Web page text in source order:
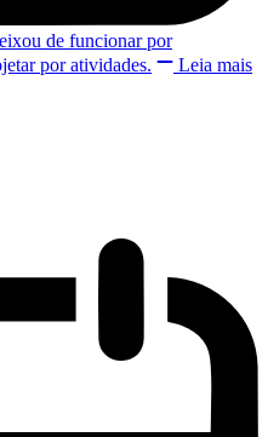
de funcionar por
por atividades.
Leia mais